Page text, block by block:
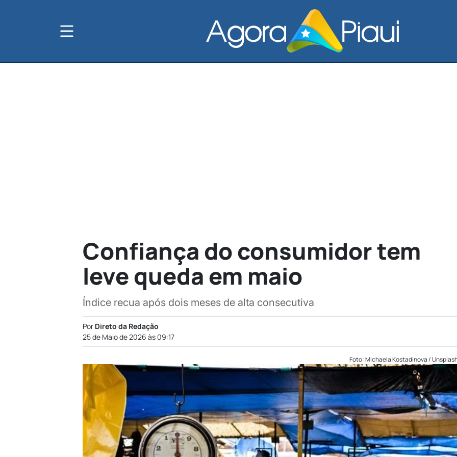
Confiança do consumidor tem
leve queda em maio
Índice recua após dois meses de alta consecutiva
Por Direto da Redação
25 de Maio de 2026 às 09:17
Foto: Michaela Kostadinova /